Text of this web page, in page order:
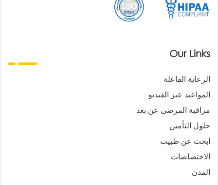
Our Links
الرعاية الفاعلة
المواعيد عبر الفيديو
مراقبة المرضى عن بعد
حلول التأمين
ابحث عن طبيب
الاختصاصات
المدن